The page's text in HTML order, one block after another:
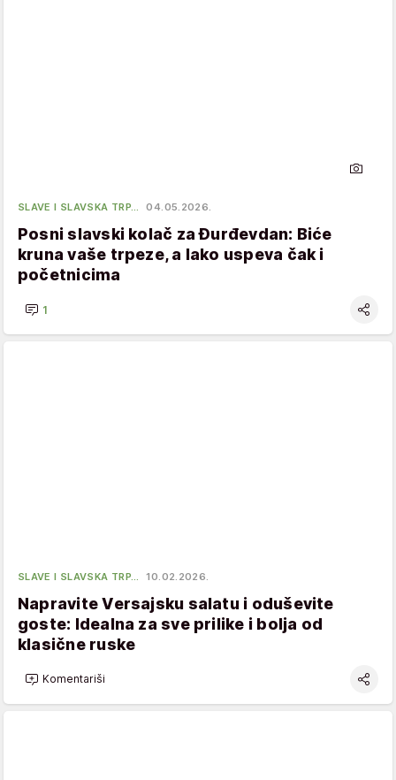
SLAVE I SLAVSKA TRP… 04.05.2026.
Posni slavski kolač za Đurđevdan: Biće
kruna vaše trpeze, a lako uspeva čak i
početnicima
1
SLAVE I SLAVSKA TRP… 10.02.2026.
Napravite Versajsku salatu i oduševite
goste: Idealna za sve prilike i bolja od
klasične ruske
Komentariši